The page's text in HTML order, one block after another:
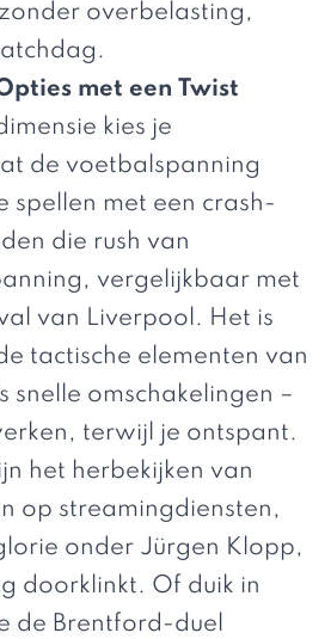
overbelasting,
met een Twist
kies je
de voetbalspanning
spellen met een crash-
die rush van
vergelijkbaar met
van Liverpool. Het is
tactische elementen van
snelle omschakelingen –
terwijl je ontspant.
het herbekijken van
op streamingdiensten,
onder Jürgen Klopp,
doorklinkt. Of duik in
de Brentford-duel